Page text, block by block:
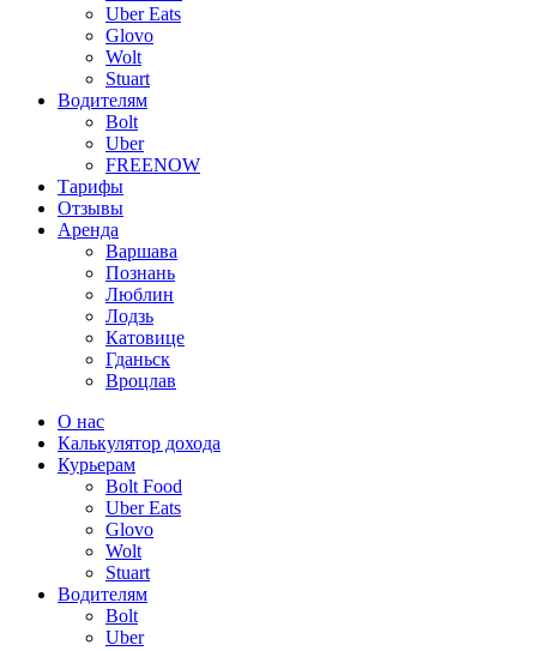
Uber Eats
Glovo
Wolt
Stuart
Водителям
Bolt
Uber
FREENOW
Тарифы
Отзывы
Аренда
Варшава
Познань
Люблин
Лодзь
Катовице
Гданьск
Вроцлав
О нас
Калькулятор дохода
Курьерам
Bolt Food
Uber Eats
Glovo
Wolt
Stuart
Водителям
Bolt
Uber